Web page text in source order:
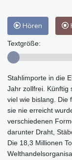
Hören
Textgröße:
Stahlimporte in die
Jahr zollfrei. Künftig
viel wie bislang. Die
sie nie erreicht
verschiedenen
darunter Draht,
Die 18,3 Millionen